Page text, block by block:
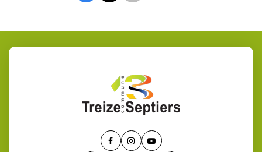
Lien Lien Lien